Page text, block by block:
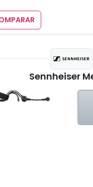
Sennheiser